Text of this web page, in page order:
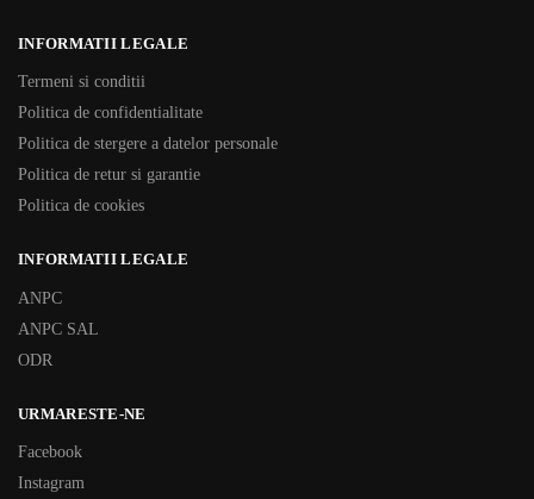
INFORMATII LEGALE
Termeni si conditii
Politica de confidentialitate
Politica de stergere a datelor personale
Politica de retur si garantie
Politica de cookies
INFORMATII LEGALE
ANPC
ANPC SAL
ODR
URMARESTE-NE
Facebook
Instagram